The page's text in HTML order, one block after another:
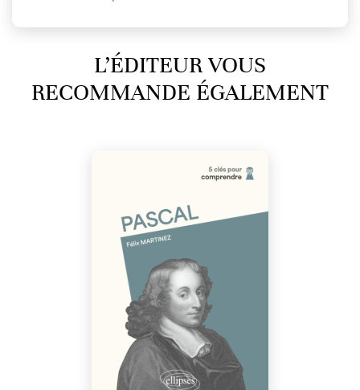
L’ÉDITEUR VOUS
RECOMMANDE ÉGALEMENT